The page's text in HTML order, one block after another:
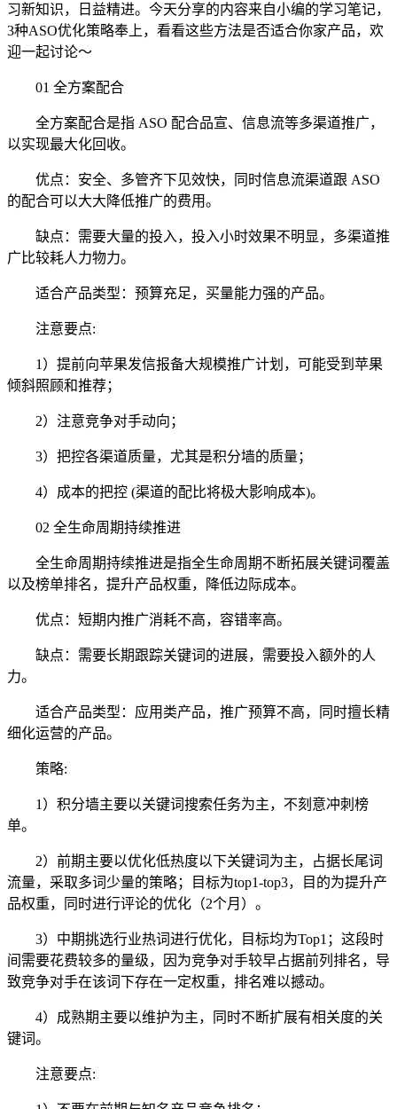
习新知识，日益精进。今天分享的内容来自小编的学习笔记，
3种ASO优化策略奉上，看看这些方法是否适合你家产品，欢
迎一起讨论～
01 全方案配合
全方案配合是指 ASO 配合品宣、信息流等多渠道推广，
以实现最大化回收。
优点：安全、多管齐下见效快，同时信息流渠道跟 ASO
的配合可以大大降低推广的费用。
缺点：需要大量的投入，投入小时效果不明显，多渠道推
广比较耗人力物力。
适合产品类型：预算充足，买量能力强的产品。
注意要点:
1）提前向苹果发信报备大规模推广计划，可能受到苹果
倾斜照顾和推荐；
2）注意竞争对手动向；
3）把控各渠道质量，尤其是积分墙的质量；
4）成本的把控 (渠道的配比将极大影响成本)。
02 全生命周期持续推进
全生命周期持续推进是指全生命周期不断拓展关键词覆盖
以及榜单排名，提升产品权重，降低边际成本。
优点：短期内推广消耗不高，容错率高。
缺点：需要长期跟踪关键词的进展，需要投入额外的人
力。
适合产品类型：应用类产品，推广预算不高，同时擅长精
细化运营的产品。
策略:
1）积分墙主要以关键词搜索任务为主，不刻意冲刺榜
单。
2）前期主要以优化低热度以下关键词为主，占据长尾词
流量，采取多词少量的策略；目标为top1-top3，目的为提升产
品权重，同时进行评论的优化（2个月）。
3）中期挑选行业热词进行优化，目标均为Top1；这段时
间需要花费较多的量级，因为竞争对手较早占据前列排名，导
致竞争对手在该词下存在一定权重，排名难以撼动。
4）成熟期主要以维护为主，同时不断扩展有相关度的关
键词。
注意要点: